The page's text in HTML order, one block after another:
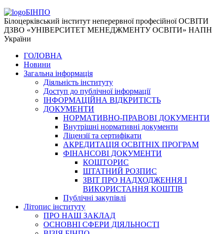
БІНПО
Білоцерківський інститут неперервної професійної ОСВІТИ
ДЗВО «УНІВЕРСИТЕТ МЕНЕДЖМЕНТУ ОСВІТИ» НАПН
України
ГОЛОВНА
Новини
Загальна інформація
Діяльність інституту
Доступ до публічної інформації
ІНФОРМАЦІЙНА ВІДКРИТІСТЬ
ДОКУМЕНТИ
НОРМАТИВНО-ПРАВОВІ ДОКУМЕНТИ
Внутрішні нормативні документи
Ліцензії та сертифікати
АКРЕДИТАЦІЯ ОСВІТНІХ ПРОГРАМ
ФІНАНСОВІ ДОКУМЕНТИ
КОШТОРИС
ШТАТНИЙ РОЗПИС
ЗВІТ ПРО НАДХОДЖЕННЯ І
ВИКОРИСТАННЯ КОШТІВ
Публічні закупівлі
Літопис інституту
ПРО НАШ ЗАКЛАД
ОСНОВНІ СФЕРИ ДІЯЛЬНОСТІ